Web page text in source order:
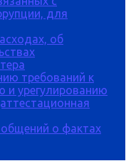
для
об
требований к
и урегулированию
о фактах